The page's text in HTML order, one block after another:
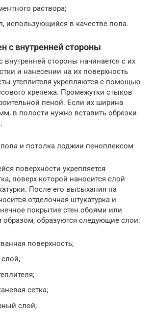
раствора;
использующийся в качестве пола.
с внутренней стороны
внутренней стороны начинается с их
и нанесении на их поверхность
утеплителя укрепляются с помощью
крепежа. Промежутки стыков
пеной. Если их ширина
в полости нужно вставить обрезки
пола и потолка лоджии пеноплексом
поверхности укрепляется
поверх которой наносится слой
После его высыхания на
отделочная штукатурка и
покрытие стен обоями или
образом, образуются следующие слои:
поверхность;
сетка;
слой;